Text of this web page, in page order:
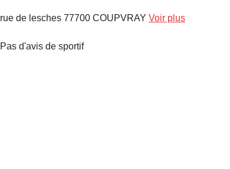
rue de lesches 77700 COUPVRAY Voir plus
Pas d'avis de sportif